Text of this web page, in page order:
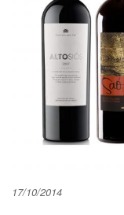
17/10/2014